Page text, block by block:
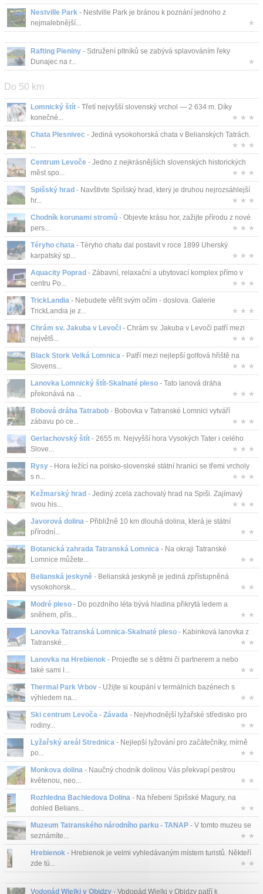
Nestville Park - Nestville Park je bránou k poznání jednoho z
nejmalebnější...
★
Rafting Pieniny - Sdružení pltníků se zabývá splavováním řeky
Dunajec na r...
★
Do 50 km
Lomnický štít - Třetí nejvyšší slovenský vrchol — 2 634 m. Díky
konečné...
★ ★ ★
Chata Plesnivec - Jediná vysokohorská chata v Belianských Tatrách.
...
★ ★ ★
Centrum Levoče - Jedno z nejkrásnějších slovenských historických
měst spo...
★ ★ ★
Spišský hrad - Navštivte Spišský hrad, který je druhou nejrozsáhlejší
hr...
★ ★ ★
Chodník korunami stromů - Objevte krásu hor, zažijte přírodu z nové
pers...
★ ★ ★
Téryho chata - Téryho chatu dal postavit v roce 1899 Uherský
karpatský sp...
★ ★ ★
Aquacity Poprad - Zábavní, relaxační a ubytovací komplex přímo v
centru Po...
★ ★ ★
TrickLandia - Nebudete věřit svým očím - doslova. Galerie
TrickLandia je z...
★ ★ ★
Chrám sv. Jakuba v Levoči - Chrám sv. Jakuba v Levoči patří mezi
největš...
★ ★ ★
Black Stork Velká Lomnica - Patří mezi nejlepší golfová hřiště na
Slovens...
★ ★ ★
Lanovka Lomnický štít-Skalnaté pleso - Tato lanová dráha
překonává na ...
★ ★ ★
Bobová dráha Tatrabob - Bobovka v Tatranské Lomnici vytváří
zábavu po ce...
★ ★ ★
Gerlachovský štít - 2655 m. Nejvyšší hora Vysokých Tater i celého
Slove...
★ ★ ★
Rysy - Hora ležící na polsko-slovenské státní hranici se třemi vrcholy
s n...
★ ★ ★
Kežmarský hrad - Jediný zcela zachovalý hrad na Spiši. Zajímavý
svou his...
★ ★ ★
Javorová dolina - Přibližně 10 km dlouhá dolina, která je státní
přírodní...
★ ★
Botanická zahrada Tatranská Lomnica - Na okraji Tatranské
Lomnice můžete...
★ ★
Belianská jeskyně - Belianská jeskyně je jediná zpřístupněná
vysokohorsk...
★ ★
Modré pleso - Do pozdního léta bývá hladina přikrytá ledem a
sněhem, přís...
★ ★
Lanovka Tatranská Lomnica-Skalnaté pleso - Kabinková lanovka z
Tatranské...
★ ★
Lanovka na Hrebienok - Projeďte se s dětmi či partnerem a nebo
také sami l...
★ ★
Thermal Park Vrbov - Užijte si koupání v termálních bazénech s
výhledem na...
★ ★
Ski centrum Levoča - Závada - Nejvhodnější lyžařské středisko pro
rodiny...
★ ★
Lyžařský areál Strednica - Nejlepší lyžování pro začátečníky, mírně
po...
★ ★
Monkova dolina - Naučný chodník dolinou Vás překvapí pestrou
květenou, neo...
★ ★
Rozhledna Bachledova Dolina - Na hřebeni Spišské Magury, na
dohled Belians...
★ ★
Muzeum Tatranského národního parku - TANAP - V tomto muzeu se
seznámíte...
★ ★
Hrebienok - Hrebienok je velmi vyhledávaným místem turistů. Někteří
zde tú...
★ ★
Vodopád Wielki v Obidzy - Vodopád Wielki v Obidzy patří k